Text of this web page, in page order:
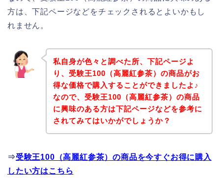
方は、下記ページなどをチェックされるとよいかもし
れません。
私自身が色々と調べた所、下記ページよ
り、受験王100（高麗紅参茶）の商品がお
得な価格で購入することができましたよ♪
なので、受験王100（高麗紅参茶）の商品
に興味のある方は下記ページなどを参考に
されてみてはいかがでしょうか？
⇒受験王100（高麗紅参茶）の商品を今すぐお得に購入
したい方はこちら